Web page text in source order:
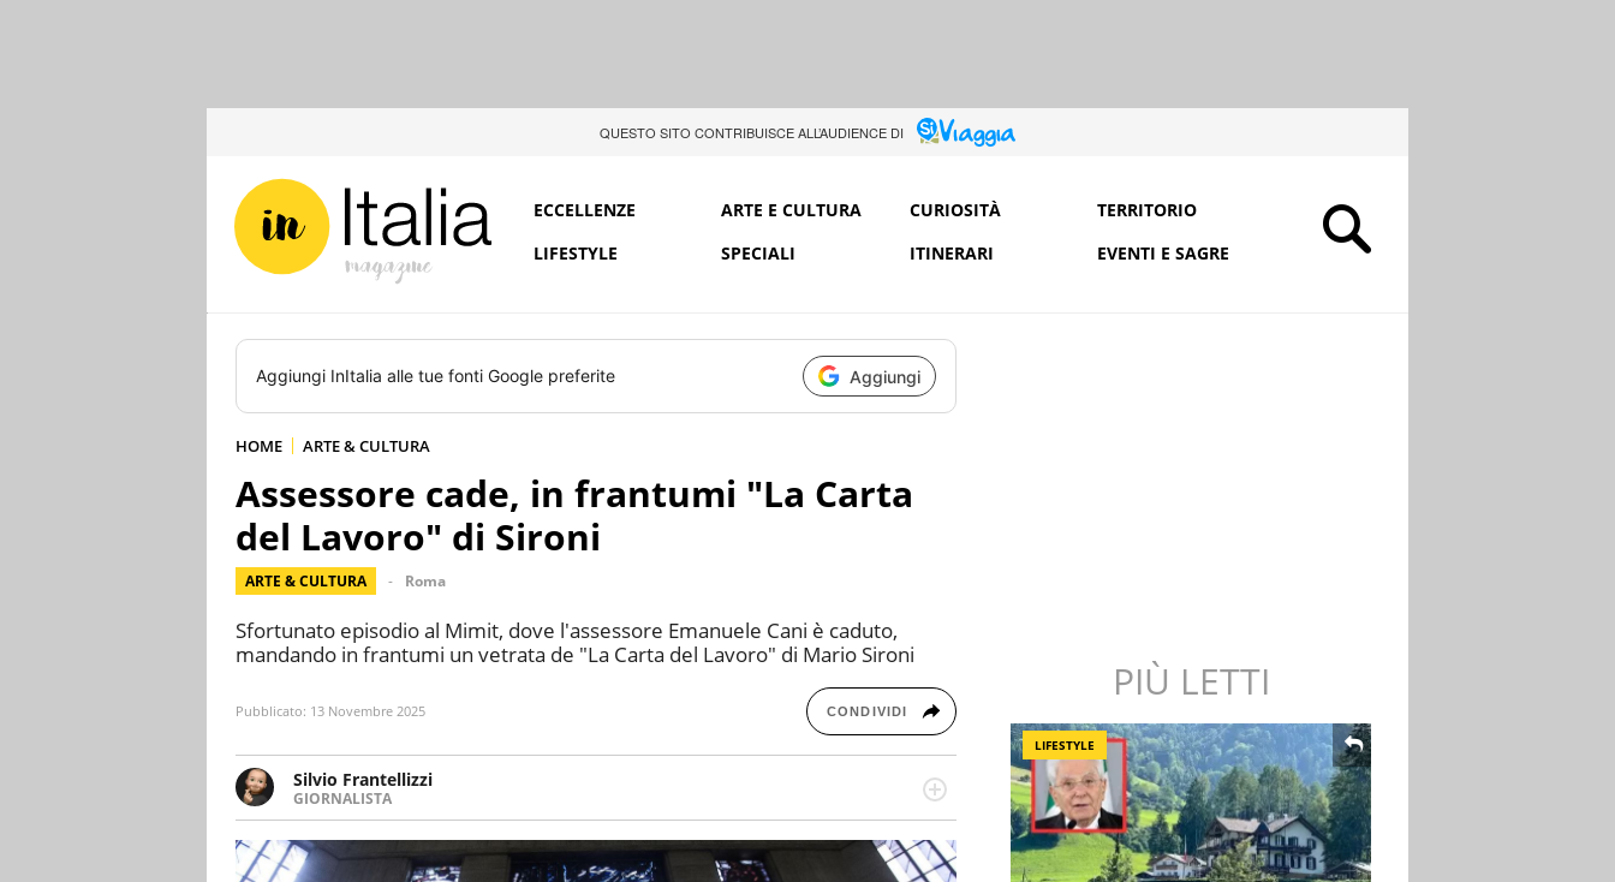
QUESTO SITO CONTRIBUISCE ALL’AUDIENCE DI
ECCELLENZE ARTE E CULTURA CURIOSITÀ
TERRITORIO
LIFESTYLE
SPECIALI ITINERARI EVENTI E SAGRE
Aggiungi InItalia alle tue fonti Google preferite Aggiungi
HOME ARTE & CULTURA
Assessore cade, in frantumi "La Carta
del Lavoro" di Sironi
ARTE & CULTURA Roma
Sfortunato episodio al Mimit, dove l'assessore Emanuele Cani è caduto,
mandando in frantumi un vetrata de "La Carta del Lavoro" di Mario Sironi
Pubblicato: 13 Novembre 2025 CONDIVIDI
Silvio Frantellizzi
GIORNALISTA
Giornalista pubblicista. Da oltre dieci anni si occupa di informazione sul web,
scrivendo di sport, attualità, cronaca, motori, spettacolo e videogame.
PIÙ LETTI
LIFESTYLE